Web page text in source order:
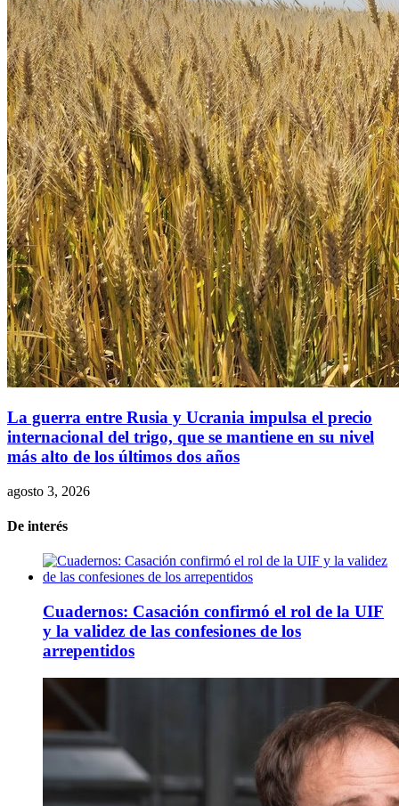
La guerra entre Rusia y Ucrania impulsa el precio
internacional del trigo, que se mantiene en su nivel
más alto de los últimos dos años
agosto 3, 2026
De interés
Cuadernos: Casación confirmó el rol de la UIF
y la validez de las confesiones de los
arrepentidos